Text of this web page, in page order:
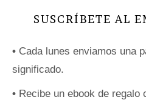
SUSCRÍBETE AL
• Cada lunes enviamos una
significado.
• Recibe un ebook de